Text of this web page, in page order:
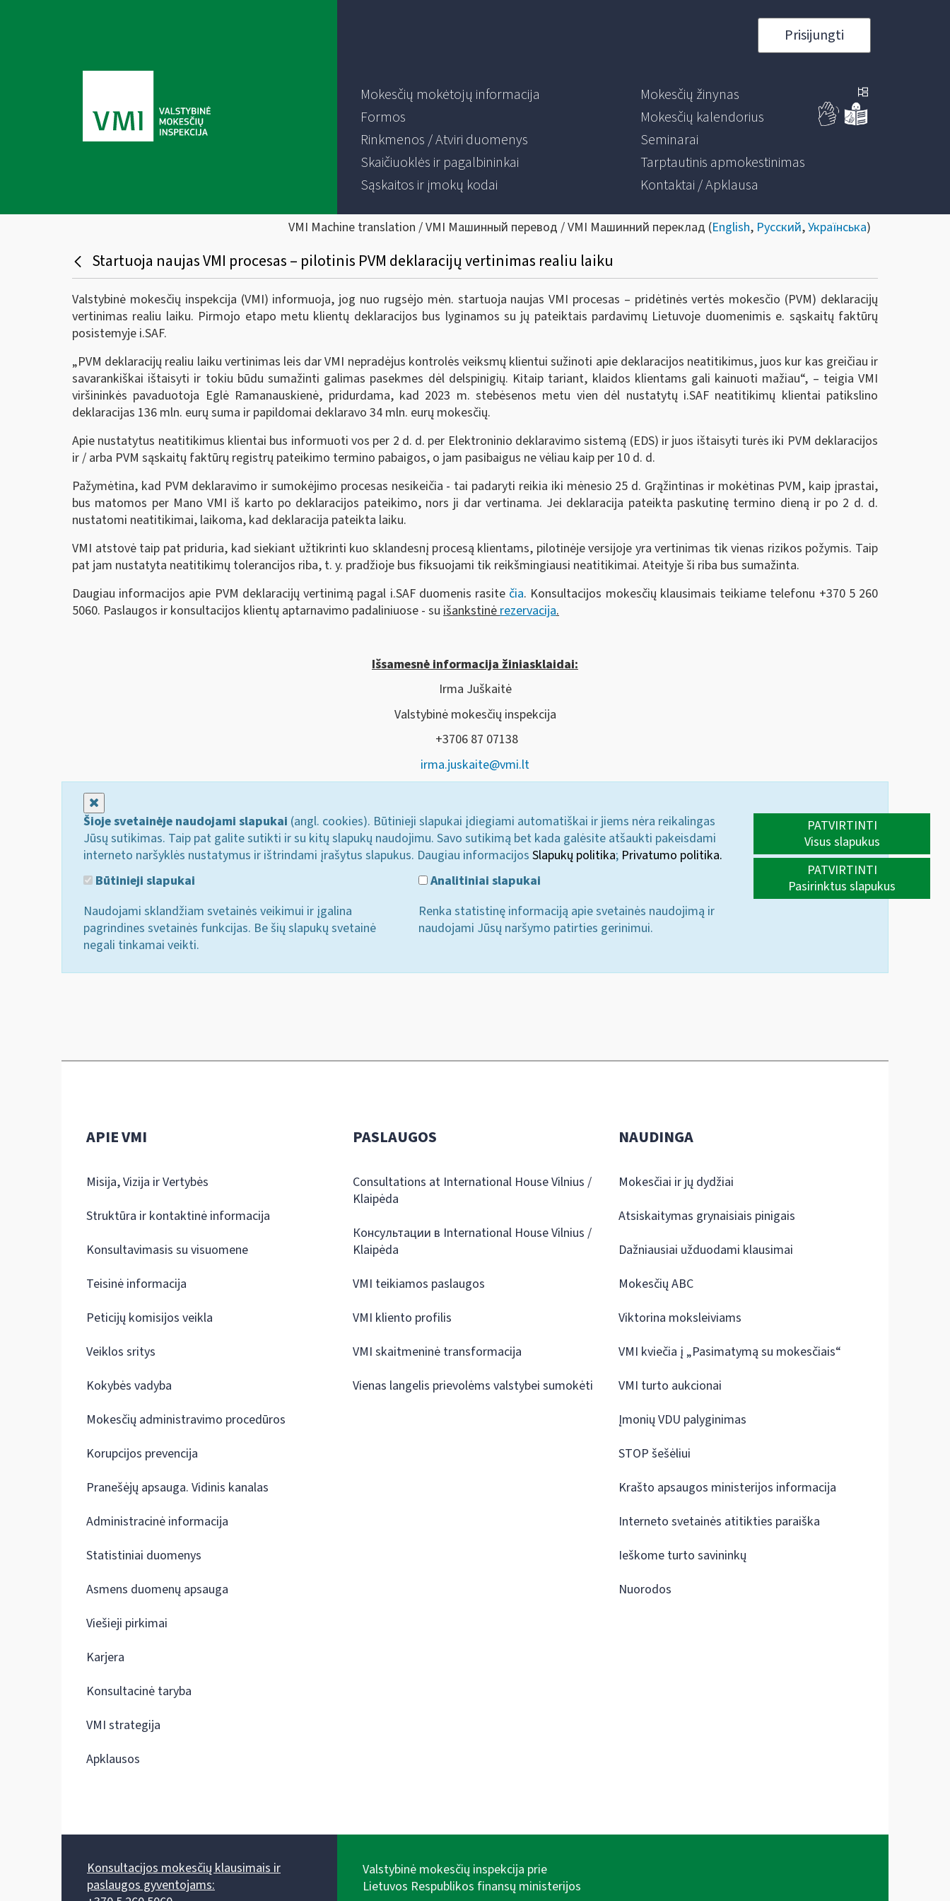
Prisijungti
Mokesčių mokėtojų informacija
Formos
Rinkmenos / Atviri duomenys
Skaičiuoklės ir pagalbininkai
Sąskaitos ir įmokų kodai
Mokesčių žinynas
Mokesčių kalendorius
Seminarai
Tarptautinis apmokestinimas
Kontaktai / Apklausa
VMI Machine translation / VMI Машинный перевод / VMI Машинний переклад (English, Русский,Українська)
Startuoja naujas VMI procesas – pilotinis PVM deklaracijų vertinimas realiu laiku
Valstybinė mokesčių inspekcija (VMI) informuoja, jog nuo rugsėjo mėn. startuoja naujas VMI procesas – pridėtinės vertės mokesčio (PVM) deklaracijų
vertinimas realiu laiku. Pirmojo etapo metu klientų deklaracijos bus lyginamos su jų pateiktais pardavimų Lietuvoje duomenimis e. sąskaitų faktūrų
posistemyje i.SAF.
„PVM deklaracijų realiu laiku vertinimas leis dar VMI nepradėjus kontrolės veiksmų klientui sužinoti apie deklaracijos neatitikimus, juos kur kas greičiau ir
savarankiškai ištaisyti ir tokiu būdu sumažinti galimas pasekmes dėl delspinigių. Kitaip tariant, klaidos klientams gali kainuoti mažiau“, – teigia VMI
viršininkės pavaduotoja Eglė Ramanauskienė, pridurdama, kad 2023 m. stebėsenos metu vien dėl nustatytų i.SAF neatitikimų klientai patikslino
deklaracijas 136 mln. eurų suma ir papildomai deklaravo 34 mln. eurų mokesčių.
Apie nustatytus neatitikimus klientai bus informuoti vos per 2 d. d. per Elektroninio deklaravimo sistemą (EDS) ir juos ištaisyti turės iki PVM deklaracijos
ir / arba PVM sąskaitų faktūrų registrų pateikimo termino pabaigos, o jam pasibaigus ne vėliau kaip per 10 d. d.
Pažymėtina, kad PVM deklaravimo ir sumokėjimo procesas nesikeičia - tai padaryti reikia iki mėnesio 25 d. Grąžintinas ir mokėtinas PVM, kaip įprastai,
bus matomos per Mano VMI iš karto po deklaracijos pateikimo, nors ji dar vertinama. Jei deklaracija pateikta paskutinę termino dieną ir po 2 d. d.
nustatomi neatitikimai, laikoma, kad deklaracija pateikta laiku.
VMI atstovė taip pat priduria, kad siekiant užtikrinti kuo sklandesnį procesą klientams, pilotinėje versijoje yra vertinimas tik vienas rizikos požymis. Taip
pat jam nustatyta neatitikimų tolerancijos riba, t. y. pradžioje bus fiksuojami tik reikšmingiausi neatitikimai. Ateityje ši riba bus sumažinta.
Daugiau informacijos apie PVM deklaracijų vertinimą pagal i.SAF duomenis rasite čia. Konsultacijos mokesčių klausimais teikiame telefonu +370 5 260
5060. Paslaugos ir konsultacijos klientų aptarnavimo padaliniuose - su išankstinėrezervacija.
Išsamesnė informacija žiniasklaidai:
Irma Juškaitė
Valstybinė mokesčių inspekcija
+3706 87 07138
irma.juskaite@vmi.lt
Šioje svetainėje naudojami slapukai (angl. cookies). Būtinieji slapukai įdiegiami automatiškai ir jiems nėra reikalingas
Jūsų sutikimas. Taip pat galite sutikti ir su kitų slapukų naudojimu. Savo sutikimą bet kada galėsite atšaukti pakeisdami
interneto naršyklės nustatymus ir ištrindami įrašytus slapukus. Daugiau informacijos Slapukų politika; Privatumo politika.
Būtinieji slapukai
Naudojami sklandžiam svetainės veikimui ir įgalina
pagrindines svetainės funkcijas. Be šių slapukų svetainė
negali tinkamai veikti.
Analitiniai slapukai
Renka statistinę informaciją apie svetainės naudojimą ir
naudojami Jūsų naršymo patirties gerinimui.
PATVIRTINTI
Visus slapukus
PATVIRTINTI
Pasirinktus slapukus
APIE VMI
Misija, Vizija ir Vertybės
Struktūra ir kontaktinė informacija
Konsultavimasis su visuomene
Teisinė informacija
Peticijų komisijos veikla
Veiklos sritys
Kokybės vadyba
Mokesčių administravimo procedūros
Korupcijos prevencija
Pranešėjų apsauga. Vidinis kanalas
Administracinė informacija
Statistiniai duomenys
Asmens duomenų apsauga
Viešieji pirkimai
Karjera
Konsultacinė taryba
VMI strategija
Apklausos
PASLAUGOS
Consultations at International House Vilnius /
Klaipėda
Консультации в International House Vilnius /
Klaipėda
VMI teikiamos paslaugos
VMI kliento profilis
VMI skaitmeninė transformacija
Vienas langelis prievolėms valstybei sumokėti
NAUDINGA
Mokesčiai ir jų dydžiai
Atsiskaitymas grynaisiais pinigais
Dažniausiai užduodami klausimai
Mokesčių ABC
Viktorina moksleiviams
VMI kviečia į „Pasimatymą su mokesčiais“
VMI turto aukcionai
Įmonių VDU palyginimas
STOP šešėliui
Krašto apsaugos ministerijos informacija
Interneto svetainės atitikties paraiška
Ieškome turto savininkų
Nuorodos
Konsultacijos mokesčių klausimais ir
paslaugos gyventojams:
Valstybinė mokesčių inspekcija prie
Lietuvos Respublikos finansų ministerijos